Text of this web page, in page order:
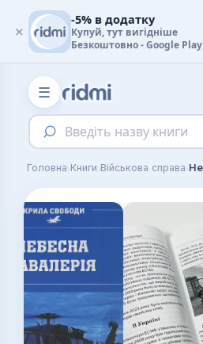
☰
Введіть назву книги
Головна›Книги›Військова справа›
×
-5% в додатку
Купуй, тут вигідніше
Безкоштовно - Google Play